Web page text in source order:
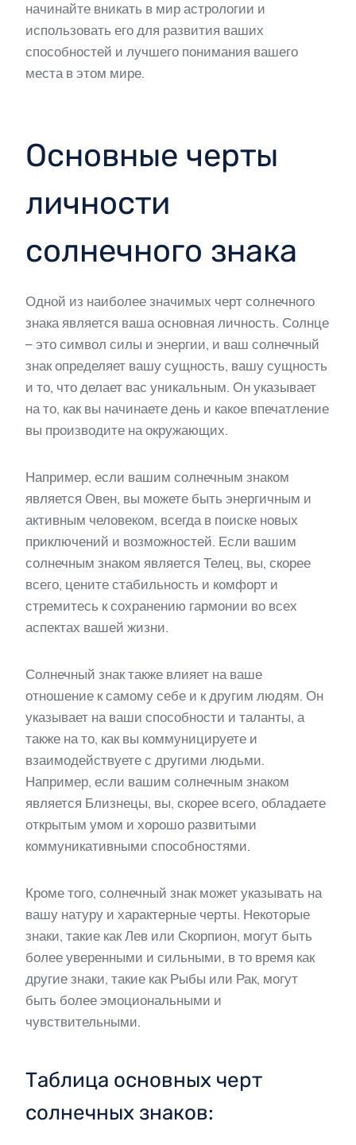
начинайте вникать в мир астрологии и
использовать его для развития ваших
способностей и лучшего понимания вашего
места в этом мире.
Основные черты
личности
солнечного знака
Одной из наиболее значимых черт солнечного
знака является ваша основная личность. Солнце
– это символ силы и энергии, и ваш солнечный
знак определяет вашу сущность, вашу сущность
и то, что делает вас уникальным. Он указывает
на то, как вы начинаете день и какое впечатление
вы производите на окружающих.
Например, если вашим солнечным знаком
является Овен, вы можете быть энергичным и
активным человеком, всегда в поиске новых
приключений и возможностей. Если вашим
солнечным знаком является Телец, вы, скорее
всего, цените стабильность и комфорт и
стремитесь к сохранению гармонии во всех
аспектах вашей жизни.
Солнечный знак также влияет на ваше
отношение к самому себе и к другим людям. Он
указывает на ваши способности и таланты, а
также на то, как вы коммуницируете и
взаимодействуете с другими людьми.
Например, если вашим солнечным знаком
является Близнецы, вы, скорее всего, обладаете
открытым умом и хорошо развитыми
коммуникативными способностями.
Кроме того, солнечный знак может указывать на
вашу натуру и характерные черты. Некоторые
знаки, такие как Лев или Скорпион, могут быть
более уверенными и сильными, в то время как
другие знаки, такие как Рыбы или Рак, могут
быть более эмоциональными и
чувствительными.
Таблица основных черт
солнечных знаков: